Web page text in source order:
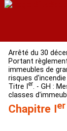
Arrêté du 30
Portant
immeubles de
risques
Titre I
er. - GH :
classes
Chapitre Ier